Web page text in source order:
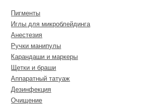
Пигменты
Иглы для микроблейдинга
Анестезия
Ручки манипулы
Карандаши и маркеры
Щетки и браши
Аппаратный татуаж
Дезинфекция
Очищение